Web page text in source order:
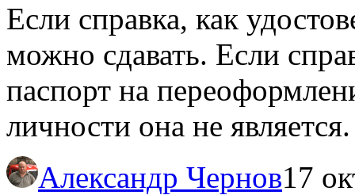
Если справка, как
можно сдавать. Если
паспорт на
личности она не
Александр Чернов17